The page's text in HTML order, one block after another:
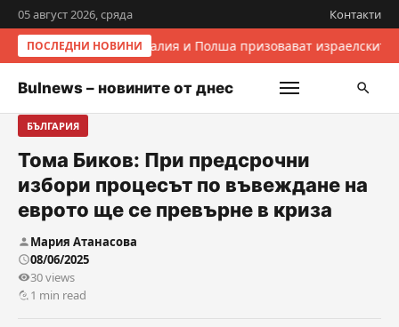
05 август 2026, сряда Контакти
ПОСЛЕДНИ НОВИНИИталия и Полша призовават
Bulnews – новините от днес
БЪЛГАРИЯ
Тома Биков: При предсрочни
избори процесът по въвеждане на
еврото ще се превърне в криза
Мария Атанасова
08/06/2025
30 views
1 min read